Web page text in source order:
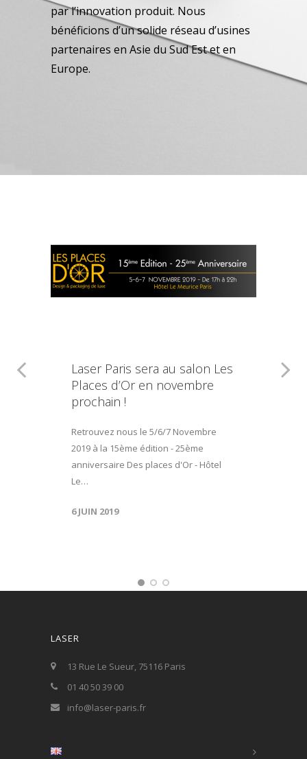
par l’innovation produit. Nous
bénéficions d’un solide réseau d’usines
partenaires en Asie du Sud Est et en
Europe.
Laser Paris sera au salon Les
Places d’Or en novembre
prochain !
Retrouvez nous le 5/6/7 Novembre
2019 à la 15ème édition - 25ème
anniversaire Des places d'Or - Hôtel
Le…
6 JUIN 2019
LASER
13 Rue Le Sueur, 75116 Paris
01 40 50 39 00
info@laser-paris.fr